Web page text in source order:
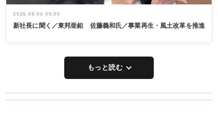
2026.08.04 05:00
新社長に聞く／東邦亜鉛 佐藤義和氏／事業再生・風土改革を推進
もっと読む